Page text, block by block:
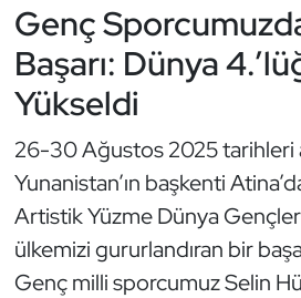
Genç
Başarı: Dünya
Yükseldi
26-30 Ağustos 2025 tarihleri
Yunanistan’ın başkenti
Artistik Yüzme Dünya Gençler
ülkemizi gururlandıran bir
Genç milli sporcumuz Selin
Dövüş Sanatı
E-Spor
Eskrim
Futbol
Futsal